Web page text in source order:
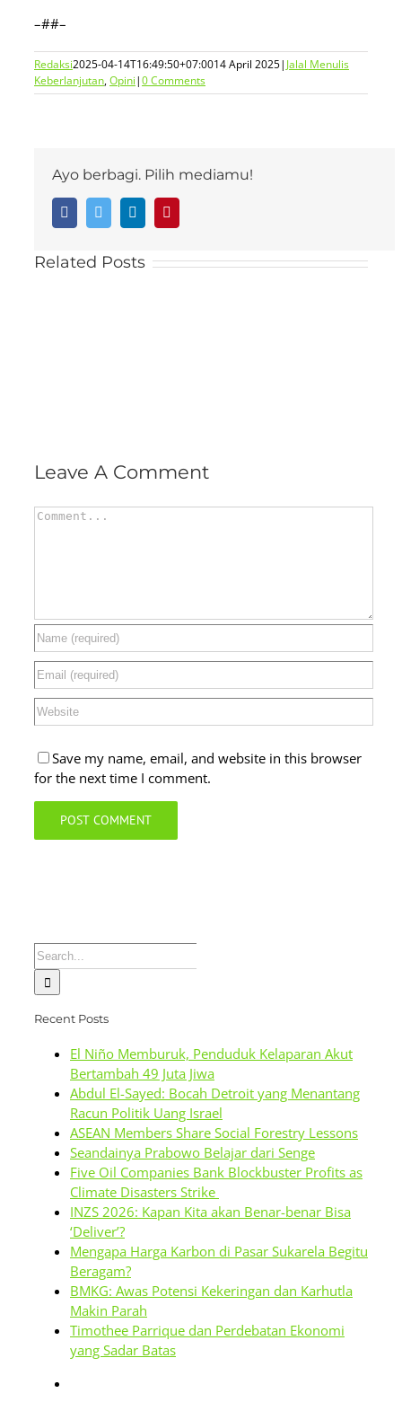
–##–
Redaksi2025-04-14T16:49:50+07:0014 April 2025| Jalal Menulis
Keberlanjutan,Opini|0 Comments
Ayo berbagi. Pilih mediamu!
FacebookTwitter LinkedIn
Related Posts
Leave A Comment
Comment
Save my name, email, and website in this browser
for the next time I comment.
Search
for:
Recent Posts
El Niño Memburuk, Penduduk Kelaparan Akut
Bertambah 49 Juta Jiwa
Abdul El-Sayed: Bocah Detroit yang Menantang
Racun Politik Uang Israel
ASEAN Members Share Social Forestry Lessons
Seandainya Prabowo Belajar dari Senge
Five Oil Companies Bank Blockbuster Profits as
Climate Disasters Strike
INZS 2026: Kapan Kita akan Benar-benar Bisa
‘Deliver’?
Mengapa Harga Karbon di Pasar Sukarela Begitu
Beragam?
BMKG: Awas Potensi Kekeringan dan Karhutla
Makin Parah
Timothee Parrique dan Perdebatan Ekonomi
yang Sadar Batas